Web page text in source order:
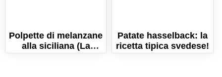
Polpette di melanzane
alla siciliana (La
ricetta per farle fritte o
Patate hasselback: la
ricetta tipica svedese!